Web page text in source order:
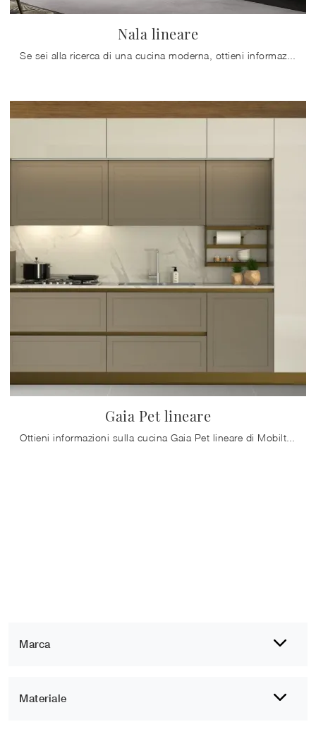
Marca
Materiale
Nala lineare
Gaia Pet lineare